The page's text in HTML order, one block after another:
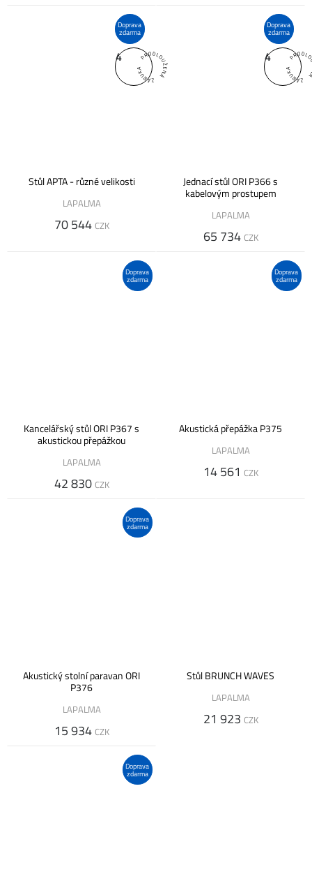
Doprava
zdarma
4
Stůl APTA - různé velikosti
LAPALMA
70 544 CZK
Doprava
zdarma
4
Jednací stůl ORI P366 s
kabelovým prostupem
LAPALMA
65 734 CZK
Doprava
zdarma
Kancelářský stůl ORI P367 s
akustickou přepážkou
LAPALMA
42 830 CZK
Doprava
zdarma
Akustická přepážka P375
LAPALMA
14 561 CZK
Doprava
zdarma
Akustický stolní paravan ORI
P376
LAPALMA
15 934 CZK
Stůl BRUNCH WAVES
LAPALMA
21 923 CZK
Doprava
zdarma